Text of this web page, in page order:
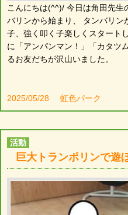
こんにちは(^^)/ 今日は角田先生
バリンから始まり、 タンバリン
子、強く叩く子楽しくスタート
に「アンパンマン！」「カタツ
るお友だちが沢山いました。
2025/05/28 虹色パーク
活動
巨大トランポリンで遊